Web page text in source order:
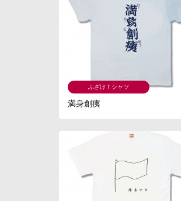
ふざけＴシャツ
満身創痍